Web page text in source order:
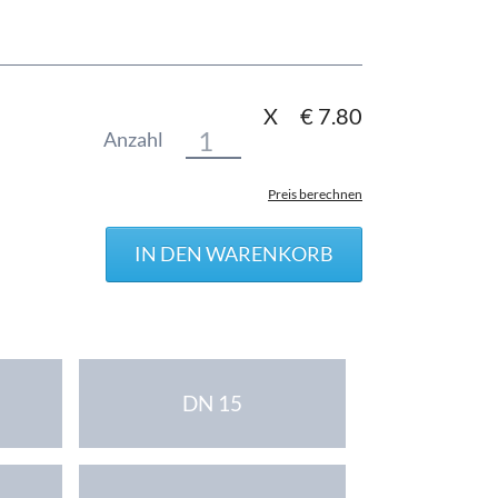
Anzahl
X € 7.80
Preis berechnen
DN 15